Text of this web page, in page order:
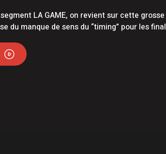
en sécurité nautique de
LA GAME, on revient sur cette
du manque de sens du “timing” pour les